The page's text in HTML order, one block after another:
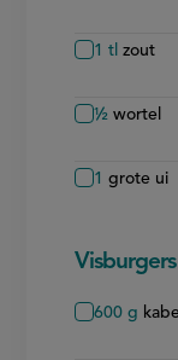
1 tl zout
½ wortel
1 grote ui
Visburgers
600 g